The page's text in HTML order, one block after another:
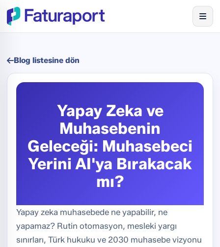
Blog listesine dön
Yapay Zeka ve
Muhasebenin
Geleceği: Muhasebeci
Yerini AI'ya Bırakacak
mı?
Yapay zeka muhasebede ne yapabilir, ne
yapamaz? Rutin otomasyon, mesleki yargı
sınırları, Türk hukuku ve 2030 muhasebe vizyonu